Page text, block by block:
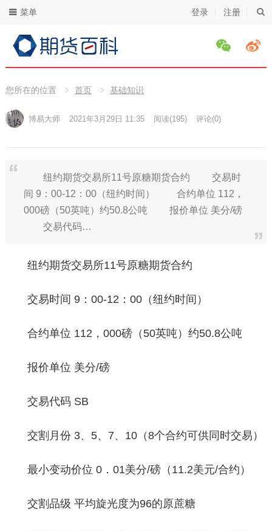
登录 注册
菜单
您所在的位置 首页 基础知识
博易大师 2021年3月29日 11:35 阅读(195) 评论(0)
纽约期货交易所11号原糖期货合约 交易时
间 9：00-12：00（纽约时间） 合约单位 112，
000磅（50英吨）约50.8公吨 报价单位 美分/磅
交易代码…
纽约期货交易所11号原糖期货合约
交易时间 9：00-12：00（纽约时间）
合约单位 112，000磅（50英吨）约50.8公吨
报价单位 美分/磅
交易代码 SB
交割月份 3、5、7、10（8个合约可供同时交易）
最小变动价位 0．01美分/磅（11.2美元/合约）
交割品级 平均旋光度为96的原蔗糖